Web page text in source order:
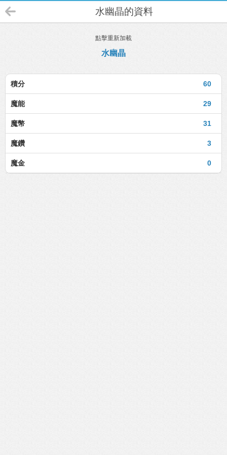
水幽晶的資料
點擊重新加載
水幽晶
60
積分
29
魔能
31
魔幣
3
魔鑽
0
魔金